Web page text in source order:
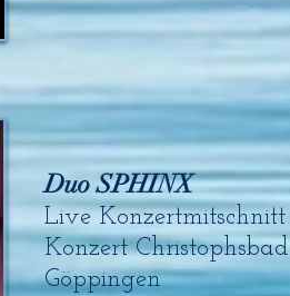
Duo SPHINX
Live Konzertmitschnitt
Konzert Christophsbad
Göppingen